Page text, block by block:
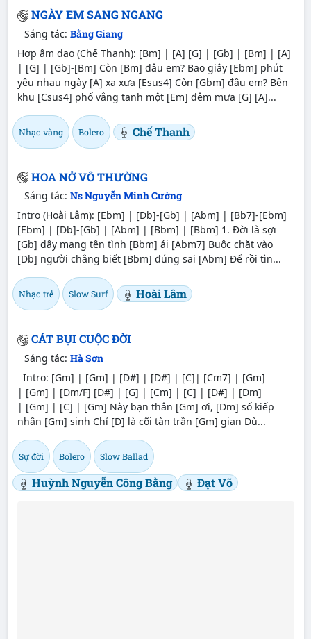
NGÀY EM SANG NGANG
Sáng tác: Bằng Giang
Hợp âm dạo (Chế Thanh): [Bm] | [A] [G] | [Gb] | [Bm] | [A]
| [G] | [Gb]-[Bm] Còn [Bm] đâu em? Bao giây [Ebm] phút
yêu nhau ngày [A] xa xưa [Esus4] Còn [Gbm] đâu em? Bên
khu [Csus4] phố vắng tanh một [Em] đêm mưa [G] [A]...
Nhạc vàng Bolero Chế Thanh
HOA NỞ VÔ THƯỜNG
Sáng tác: Ns Nguyễn Minh Cường
Intro (Hoài Lâm): [Ebm] | [Db]-[Gb] | [Abm] | [Bb7]-[Ebm]
[Ebm] | [Db]-[Gb] | [Abm] | [Bbm] | [Bbm] 1. Đời là sợi
[Gb] dây mang tên tình [Bbm] ái [Abm7] Buộc chặt vào
[Db] người chẳng biết [Bbm] đúng sai [Abm] Để rồi tìn...
Nhạc trẻ Slow Surf Hoài Lâm
CÁT BỤI CUỘC ĐỜI
Sáng tác: Hà Sơn
Intro: [Gm] | [Gm] | [D#] | [D#] | [C]| [Cm7] | [Gm]
| [Gm] | [Dm/F] [D#] | [G] | [Cm] | [C] | [D#] | [Dm]
| [Gm] | [C] | [Gm] Này bạn thân [Gm] ơi, [Dm] số kiếp
nhân [Gm] sinh Chỉ [D] là cõi tàn trần [Gm] gian Dù...
Sự đời Bolero Slow Ballad
Huỳnh Nguyễn Công Bằng Đạt Võ